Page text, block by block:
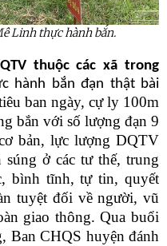
Linh thực hành bắn.
QTV thuộc các xã trong
hành bắn đạn thật bài
ban ngày, cự ly 100m
bắn với số lượng đạn 9
bản, lực lượng DQTV
súng ở các tư thế, trung
bình tĩnh, tự tin, quyết
tuyệt đối về người, vũ
giao thông. Qua buổi
Ban CHQS huyện đánh